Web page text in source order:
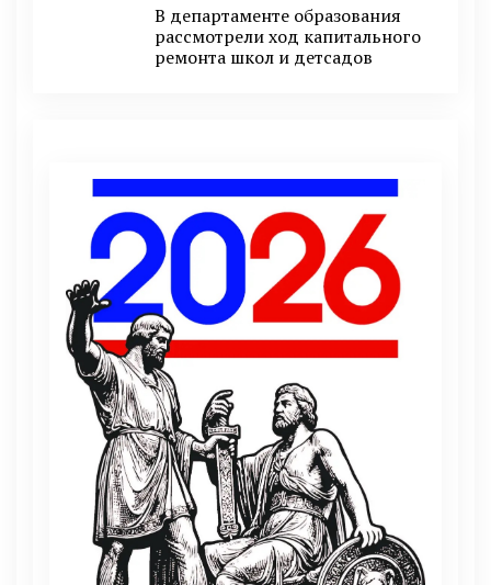
В департаменте образования
рассмотрели ход капитального
ремонта школ и детсадов